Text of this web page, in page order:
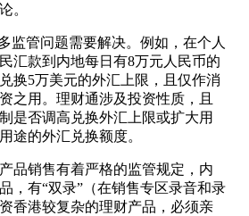
。
监管问题需要解决。例如，在个人
汇款到内地每日有8万元人民币的
换5万美元的外汇上限，且仅作消
之用。理财通涉及投资性质，且
是否调高兑换外汇上限或扩大用
途的外汇兑换额度。
品销售有着严格的监管规定，内
，有“双录”（在销售专区录音和录
香港较复杂的理财产品，必须亲